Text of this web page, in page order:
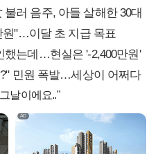
러 음주, 아들 살해한 30대
원"…이달 초 지급 목표
했는데…현실은 '-2,400만원'
민원 폭발…세상이 어쩌다
날이에요.."